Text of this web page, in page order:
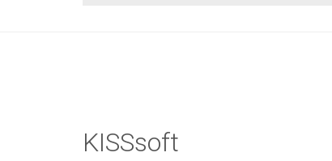
KISSsoft